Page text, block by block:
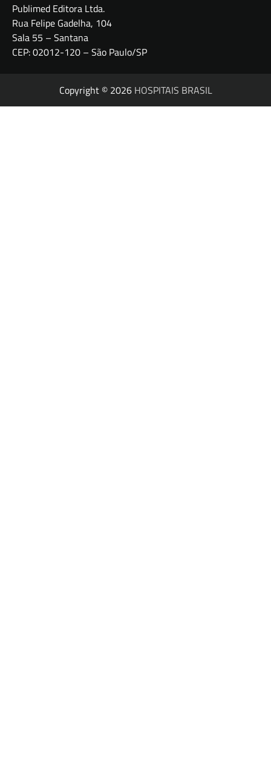
Publimed Editora Ltda.
Rua Felipe Gadelha, 104
Sala 55 – Santana
CEP: 02012-120 – São Paulo/SP
Copyright © 2026 HOSPITAIS BRASIL